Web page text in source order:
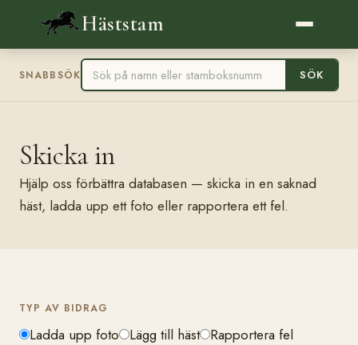
Häststam
SNABBSÖK SÖK
Skicka in
Hjälp oss förbättra databasen — skicka in en saknad
häst, ladda upp ett foto eller rapportera ett fel.
TYP AV BIDRAG
Ladda upp foto Lägg till häst Rapportera fel